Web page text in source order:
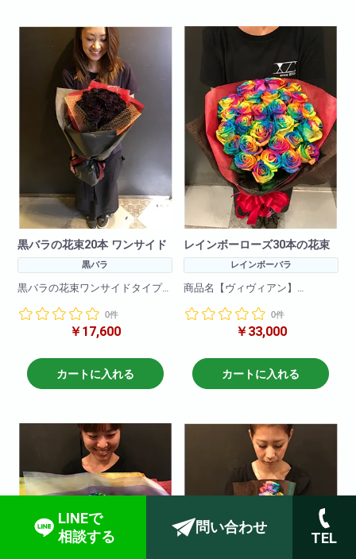
ない場合もございますので
黒バラの花束20本 ワンサイド
黒バラ
黒バラの花束ワンサイドタイプ
イベントにあわせてお届けしま
参考画像 黒バラ20本での作成
となります。
特別に染色しての作成となりま
す。納期がそれまでのご注文に
関しては誠に申し訳ございませ
んがキャンセル処理させていた
だきます。
0件
￥17,600
カートに入れる
レインボーローズ30本の花束
レインボーバラ
商品名【ヴィヴィアン】
花言葉=奇跡
ズを贅沢に30本使用した花束で
す。
きれいな色合いでサプライズに
本数は準備しておりますが、事
前のご予約により確実に
ご用意することが可能です。
0件
￥33,000
カートに入れる
LINEで
相談する
問い合わせ
TEL